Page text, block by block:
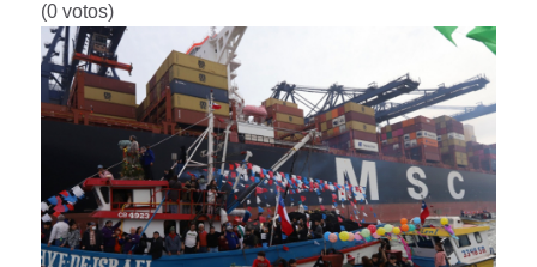
(0 votos)